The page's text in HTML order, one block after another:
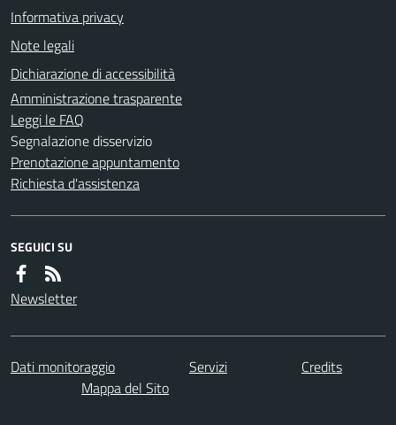
Informativa privacy
Note legali
Dichiarazione di accessibilità
Amministrazione trasparente
Leggi le FAQ
Segnalazione disservizio
Prenotazione appuntamento
Richiesta d'assistenza
SEGUICI SU
Newsletter
Dati monitoraggio Servizi
Credits
Mappa del Sito